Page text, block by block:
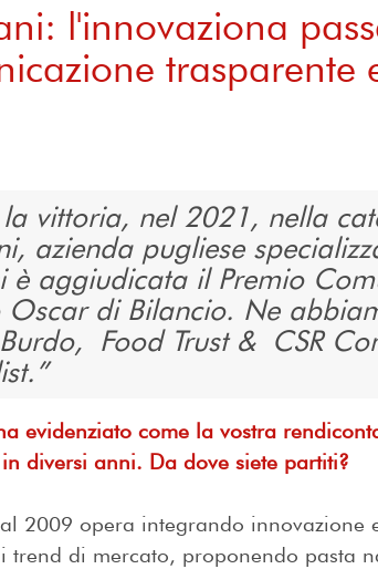
l'innovaziona
trasparente
vittoria, nel 2021, nella
azienda pugliese
è aggiudicata il Premio
Oscar di Bilancio. Ne
Burdo, Food Trust & CSR
evidenziato come la vostra
diversi anni. Da dove siete partiti?
2009 opera integrando innovazione
trend di mercato, proponendo pasta